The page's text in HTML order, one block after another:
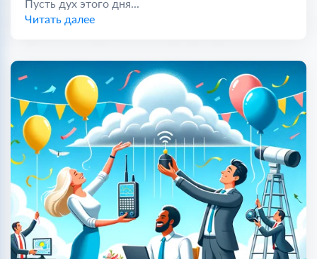
Пусть дух этого дня...
Читать далее